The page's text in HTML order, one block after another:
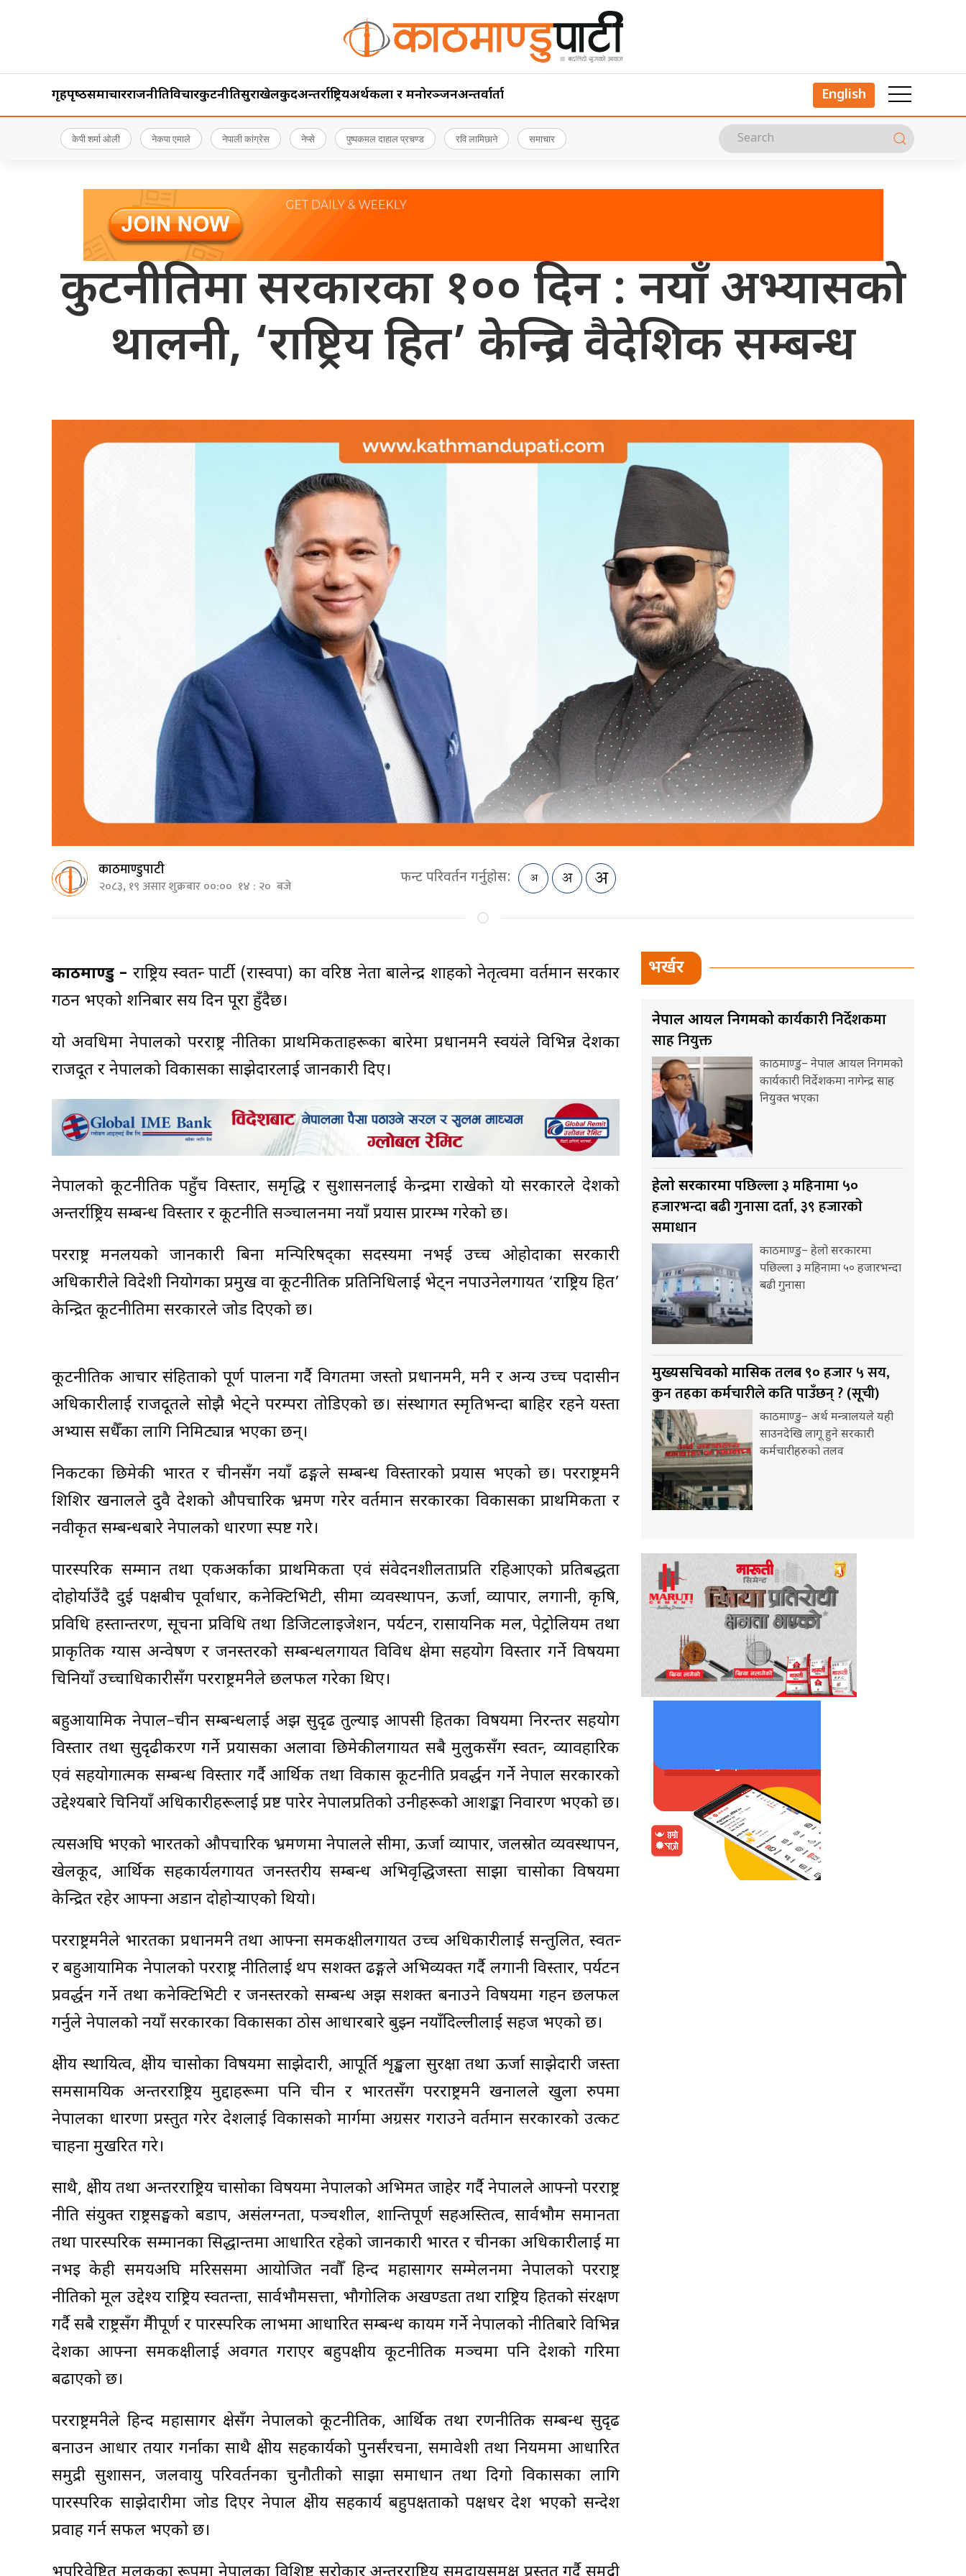
गृहपृष्‍ठसमाचारराजनीतिविचारकुटनीतिसुरक्षाखेलकुदअन्तर्राष्ट्रियअर्थकला र मनोरञ्जनअन्तर्वार्ता English
केपी शर्मा ओली नेकपा एमाले नेपाली कांग्रेस नेप्से पुष्पकमल दाहाल प्रचण्ड रवि लामिछाने समाचार
कुटनीतिमा सरकारका १०० दिन : नयाँ अभ्यासको
थालनी, ‘राष्ट्रिय हित’ केन्द्रित वैदेशिक सम्बन्ध
काठमाण्डुपाटी
२०८३, १९ असार शुक्रबार ००:०० १४ : २० बजे फन्ट परिवर्तन गर्नुहोस:
काठमाण्डु – राष्ट्रिय स्वतन्त्र पार्टी (रास्वपा) का वरिष्ठ नेता बालेन्द्र शाहको नेतृत्वमा वर्तमान सरकार
गठन भएको शनिबार सय दिन पूरा हुँदैछ।
यो अवधिमा नेपालको परराष्ट्र नीतिका प्राथमिकताहरूका बारेमा प्रधानमन्त्री स्वयंले विभिन्न देशका
राजदूत र नेपालको विकासका साझेदारलाई जानकारी दिए।
नेपालको कूटनीतिक पहुँच विस्तार, समृद्धि र सुशासनलाई केन्द्रमा राखेको यो सरकारले देशको
अन्तर्राष्ट्रिय सम्बन्ध विस्तार र कूटनीति सञ्चालनमा नयाँ प्रयास प्रारम्भ गरेको छ।
परराष्ट्र मन्त्रालयको जानकारी बिना मन्त्रिपरिषद्का सदस्यमात्र नभई उच्च ओहोदाका सरकारी
अधिकारीले विदेशी नियोगका प्रमुख वा कूटनीतिक प्रतिनिधिलाई भेट्न नपाउनेलगायत ‘राष्ट्रिय हित’
केन्द्रित कूटनीतिमा सरकारले जोड दिएको छ।
कूटनीतिक आचार संहिताको पूर्ण पालना गर्दै विगतमा जस्तो प्रधानमन्त्री, मन्त्री र अन्य उच्च पदासीन
अधिकारीलाई राजदूतले सोझै भेट्ने परम्परा तोडिएको छ। संस्थागत स्मृतिभन्दा बाहिर रहने यस्ता
अभ्यास सधैँका लागि निमिट्यान्न भएका छन्।
निकटका छिमेकी भारत र चीनसँग नयाँ ढङ्गले सम्बन्ध विस्तारको प्रयास भएको छ। परराष्ट्रमन्त्री
शिशिर खनालले दुवै देशको औपचारिक भ्रमण गरेर वर्तमान सरकारका विकासका प्राथमिकता र
नवीकृत सम्बन्धबारे नेपालको धारणा स्पष्ट गरे।
पारस्परिक सम्मान तथा एकअर्काका प्राथमिकता एवं संवेदनशीलताप्रति रहिआएको प्रतिबद्धता
दोहोर्याउँदै दुई पक्षबीच पूर्वाधार, कनेक्टिभिटी, सीमा व्यवस्थापन, ऊर्जा, व्यापार, लगानी, कृषि,
प्रविधि हस्तान्तरण, सूचना प्रविधि तथा डिजिटलाइजेशन, पर्यटन, रासायनिक मल, पेट्रोलियम तथा
प्राकृतिक ग्यास अन्वेषण र जनस्तरको सम्बन्धलगायत विविध क्षेत्रमा सहयोग विस्तार गर्ने विषयमा
चिनियाँ उच्चाधिकारीसँग परराष्ट्रमन्त्रीले छलफल गरेका थिए।
बहुआयामिक नेपाल–चीन सम्बन्धलाई अझ सुदृढ तुल्याइ आपसी हितका विषयमा निरन्तर सहयोग
विस्तार तथा सुदृढीकरण गर्ने प्रयासका अलावा छिमेकीलगायत सबै मुलुकसँग स्वतन्त्र, व्यावहारिक
एवं सहयोगात्मक सम्बन्ध विस्तार गर्दै आर्थिक तथा विकास कूटनीति प्रवर्द्धन गर्ने नेपाल सरकारको
उद्देश्यबारे चिनियाँ अधिकारीहरूलाई प्रष्ट पारेर नेपालप्रतिको उनीहरूको आशङ्का निवारण भएको छ।
त्यसअघि भएको भारतको औपचारिक भ्रमणमा नेपालले सीमा, ऊर्जा व्यापार, जलस्रोत व्यवस्थापन,
खेलकूद, आर्थिक सहकार्यलगायत जनस्तरीय सम्बन्ध अभिवृद्धिजस्ता साझा चासोका विषयमा
केन्द्रित रहेर आफ्ना अडान दोहोर्‍याएको थियो।
परराष्ट्रमन्त्रीले भारतका प्रधानमन्त्री तथा आफ्ना समकक्षीलगायत उच्च अधिकारीलाई सन्तुलित, स्वतन्त्र
र बहुआयामिक नेपालको परराष्ट्र नीतिलाई थप सशक्त ढङ्गले अभिव्यक्त गर्दै लगानी विस्तार, पर्यटन
प्रवर्द्धन गर्ने तथा कनेक्टिभिटी र जनस्तरको सम्बन्ध अझ सशक्त बनाउने विषयमा गहन छलफल
गर्नुले नेपालको नयाँ सरकारका विकासका ठोस आधारबारे बुझ्न नयाँदिल्लीलाई सहज भएको छ।
क्षेत्रीय स्थायित्व, क्षेत्रीय चासोका विषयमा साझेदारी, आपूर्ति शृङ्खला सुरक्षा तथा ऊर्जा साझेदारी जस्ता
समसामयिक अन्तरराष्ट्रिय मुद्दाहरूमा पनि चीन र भारतसँग परराष्ट्रमन्त्री खनालले खुला रुपमा
नेपालका धारणा प्रस्तुत गरेर देशलाई विकासको मार्गमा अग्रसर गराउने वर्तमान सरकारको उत्कट
चाहना मुखरित गरे।
साथै, क्षेत्रीय तथा अन्तरराष्ट्रिय चासोका विषयमा नेपालको अभिमत जाहेर गर्दै नेपालले आफ्नो परराष्ट्र
नीति संयुक्त राष्ट्रसङ्घको बडापत्र, असंलग्नता, पञ्चशील, शान्तिपूर्ण सहअस्तित्व, सार्वभौम समानता
तथा पारस्परिक सम्मानका सिद्धान्तमा आधारित रहेको जानकारी भारत र चीनका अधिकारीलाई मात्र
नभइ केही समयअघि मरिससमा आयोजित नवौँ हिन्द महासागर सम्मेलनमा नेपालको परराष्ट्र
नीतिको मूल उद्देश्य राष्ट्रिय स्वतन्त्रता, सार्वभौमसत्ता, भौगोलिक अखण्डता तथा राष्ट्रिय हितको संरक्षण
गर्दै सबै राष्ट्रसँग मैत्रीपूर्ण र पारस्परिक लाभमा आधारित सम्बन्ध कायम गर्ने नेपालको नीतिबारे विभिन्न
देशका आफ्ना समकक्षीलाई अवगत गराएर बहुपक्षीय कूटनीतिक मञ्चमा पनि देशको गरिमा
बढाएको छ।
परराष्ट्रमन्त्रीले हिन्द महासागर क्षेत्रसँग नेपालको कूटनीतिक, आर्थिक तथा रणनीतिक सम्बन्ध सुदृढ
बनाउन आधार तयार गर्नाका साथै क्षेत्रीय सहकार्यको पुनर्संरचना, समावेशी तथा नियममा आधारित
समुद्री सुशासन, जलवायु परिवर्तनका चुनौतीको साझा समाधान तथा दिगो विकासका लागि
पारस्परिक साझेदारीमा जोड दिएर नेपाल क्षेत्रीय सहकार्य बहुपक्षताको पक्षधर देश भएको सन्देश
प्रवाह गर्न सफल भएको छ।
भर्खर
नेपाल आयल निगमकोकार्यकारी निर्देशकमा
साह नियुक्त
काठमाण्डु– नेपाल आयल निगमको
कार्यकारी निर्देशकमा नागेन्द्र साह
नियुक्त भएका
हेलो सरकारमापछिल्ला ३ महिनामा ५०
हजारभन्दा बढी गुनासा दर्ता, ३९ हजारकाे
समाधान
काठमाण्डु– हेलो सरकारमा
पछिल्ला ३ महिनामा ५० हजारभन्दा
बढी गुनासा
मुख्यसचिवको मासिकतलब ९० हजार ५ सय,
कुन तहका कर्मचारीले कति पाउँछन् ? (सूची)
काठमाण्डु– अर्थ मन्त्रालयले यही
साउनदेखि लागू हुने सरकारी
कर्मचारीहरुको तलव